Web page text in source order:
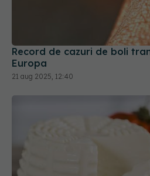
Record de cazuri de boli